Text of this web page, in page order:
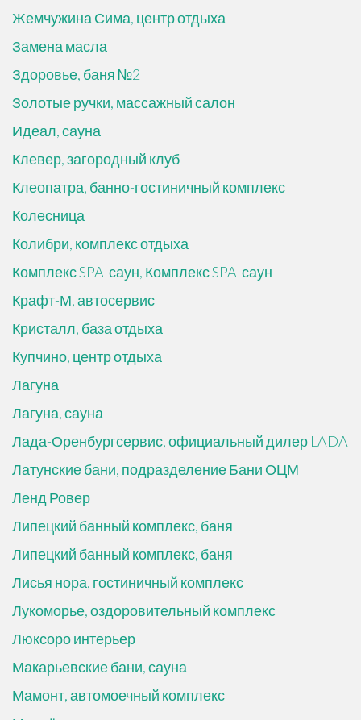
Жемчужина Сима, центр отдыха
Замена масла
Здоровье, баня №2
Золотые ручки, массажный салон
Идеал, сауна
Клевер, загородный клуб
Клеопатра, банно-гостиничный комплекс
Колесница
Колибри, комплекс отдыха
Комплекс SPA-саун, Комплекс SPA-саун
Крафт-М, автосервис
Кристалл, база отдыха
Купчино, центр отдыха
Лагуна
Лагуна, сауна
Лада-Оренбургсервис, официальный дилер LADA
Латунские бани, подразделение Бани ОЦМ
Ленд Ровер
Липецкий банный комплекс, баня
Липецкий банный комплекс, баня
Лисья нора, гостиничный комплекс
Лукоморье, оздоровительный комплекс
Люксоро интерьер
Макарьевские бани, сауна
Мамонт, автомоечный комплекс